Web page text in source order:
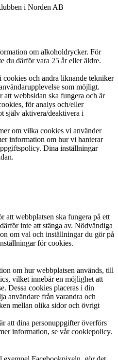
i Norden AB
om alkoholdrycker. För
du därför vara 25 år eller äldre.
cookies och andra liknande tekniker
som möjligt.
att webbsidan ska fungera och är
för analys och/eller
själv aktivera/deaktivera i
om vilka cookies vi använder
information om hur vi hanterar
Dina inställningar
att webbplatsen ska fungera på ett
inte att stänga av. Nödvändiga
om val och inställningar du gör på
för cookies.
om hur webbplatsen används, till
vilket innebär en möjlighet att
Dessa cookies placeras i din
användare från varandra och
mellan olika sidor och övrigt
att dina personuppgifter överförs
information, se vår cookiepolicy.